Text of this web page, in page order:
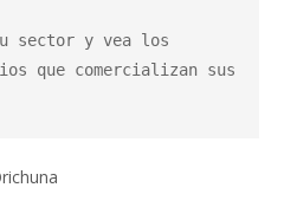
sector y vea los
que comercializan sus